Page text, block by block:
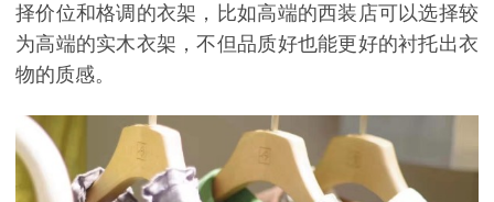
择价位和格调的衣架，比如高端的西装店可以选择较
为高端的实木衣架，不但品质好也能更好的衬托出衣
物的质感。